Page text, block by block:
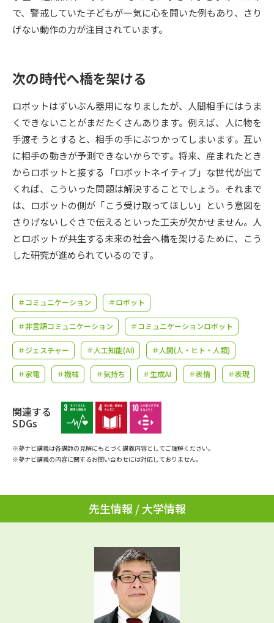
来場型・Web型イベント特集 夢ナビライブ
受験準備
志望校・出願校を調べる
併願校選び 受験スケジュールを立てよう
先輩が入学を決めた理由 テレメール全国一斉進学調査
新生活お役立ちガイド
大学で学びたい学問発見
学問のミニ講義「夢ナビ講義」 学問分野解説
学問の教科書 夢ナビライブ
ユーザーサポート
Ｑ＆Ａ よくあるご質問 大学進学IDについて
お支払いサイト
個人情報取扱規定
テレメール進学カタログ
訂正のご案内
で、警戒していた子どもが一気に心を開いた例もあり、さり
げない動作の力が注目されています。
次の時代へ橋を架ける
ロボットはずいぶん器用になりましたが、人間相手にはうま
くできないことがまだたくさんあります。例えば、人に物を
手渡そうとすると、相手の手にぶつかってしまいます。互い
に相手の動きが予測できないからです。将来、産まれたとき
からロボットと接する「ロボットネイティブ」な世代が出て
くれば、こういった問題は解決することでしょう。それまで
は、ロボットの側が「こう受け取ってほしい」という意図を
さりげないしぐさで伝えるといった工夫が欠かせません。人
とロボットが共生する未来の社会へ橋を架けるために、こう
した研究が進められているのです。
＃コミュニケーション ＃ロボット
＃非言語コミュニケーション ＃コミュニケーションロボット
＃ジェスチャー ＃人工知能(AI) ＃人間(人・ヒト・人類)
＃家電 ＃機械 ＃気持ち ＃生成AI ＃表情 ＃表現
関連する
SDGs
※夢ナビ講義は各講師の見解にもとづく講義内容としてご理解ください。
※夢ナビ講義の内容に関するお問い合わせには対応しておりません。
先生情報 / 大学情報